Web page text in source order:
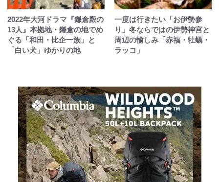
2022年大河ドラマ『鎌倉殿の
13人』本拠地・鎌倉の地でめ
ぐる「和田・比企一族」と
「白い犬」ゆかりの地
一度は行きたい「お伊勢参
り」冬ならではの伊勢神宮と
周辺の愉しみ「赤福・牡蠣・
ラッコ」